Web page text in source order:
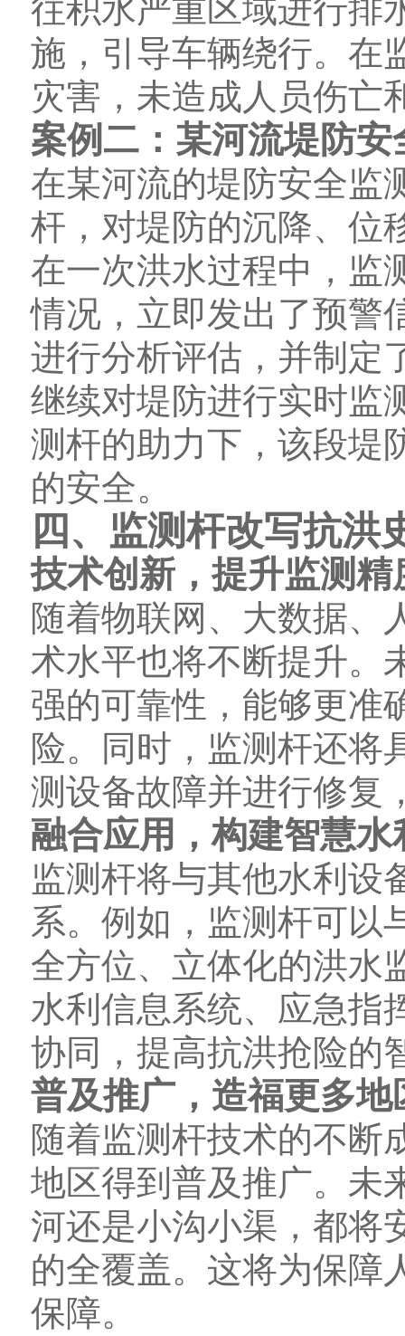
往积水严重区域进行排
施，引导车辆绕行。在
灾害，未造成人员伤亡
案例二：某河流堤防
在某河流的堤防安全监
杆，对堤防的沉降、位
在一次洪水过程中，监
情况，立即发出了预警
进行分析评估，并制定
继续对堤防进行实时监
测杆的助力下，该段堤
的安全。
四、监测杆改写抗洪
技术创新，提升监测精
随着物联网、大数据、
术水平也将不断提升。
强的可靠性，能够更准
险。同时，监测杆还将
测设备故障并进行修复
融合应用，构建智慧水
监测杆将与其他水利设
系。例如，监测杆可以
全方位、立体化的洪水
水利信息系统、应急指
协同，提高抗洪抢险的
普及推广，造福更多地
随着监测杆技术的不断
地区得到普及推广。未
河还是小沟小渠，都将
的全覆盖。这将为保障
保障。